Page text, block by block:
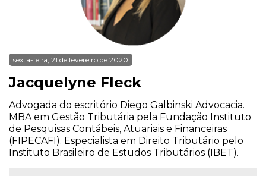
sexta-feira, 21 de fevereiro de 2020
Jacquelyne Fleck
Advogada do escritório Diego Galbinski Advocacia.
MBA em Gestão Tributária pela Fundação Instituto
de Pesquisas Contábeis, Atuariais e Financeiras
(FIPECAFI). Especialista em Direito Tributário pelo
Instituto Brasileiro de Estudos Tributários (IBET).